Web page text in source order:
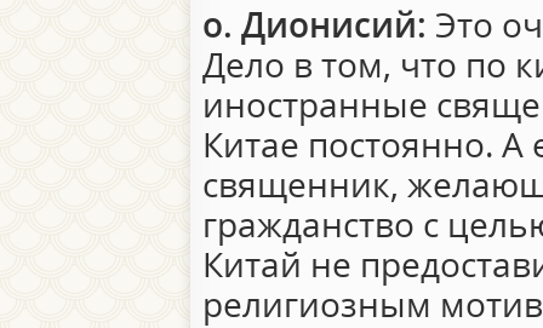
о. Дионисий: Это
Дело в том, что по
иностранные
Китае постоянно. А
священник,
гражданство с
Китай не
религиозным